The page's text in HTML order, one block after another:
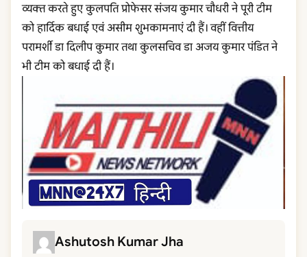
व्यक्त करते हुए कुलपति प्रोफेसर संजय कुमार चौधरी ने पूरी टीम
को हार्दिक बधाई एवं असीम शुभकामनाएं दी हैं। वहीं वित्तीय
परामर्शी डा दिलीप कुमार तथा कुलसचिव डा अजय कुमार पंडित ने
भी टीम को बधाई दी हैं।
Ashutosh Kumar Jha